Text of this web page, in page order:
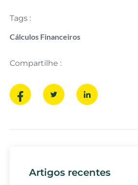
Tags :
Cálculos Financeiros
Compartilhe :
Artigos recentes